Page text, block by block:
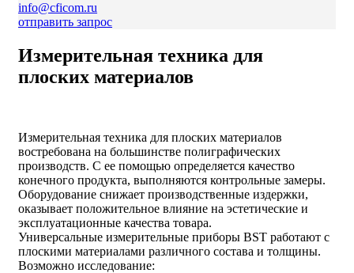
info@cficom.ru
отправить запрос
Измерительная техника для
плоских материалов
Измерительная техника для плоских материалов
востребована на большинстве полиграфических
производств. С ее помощью определяется качество
конечного продукта, выполняются контрольные замеры.
Оборудование снижает производственные издержки,
оказывает положительное влияние на эстетические и
эксплуатационные качества товара.
Универсальные измерительные приборы BST работают с
плоскими материалами различного состава и толщины.
Возможно исследование: